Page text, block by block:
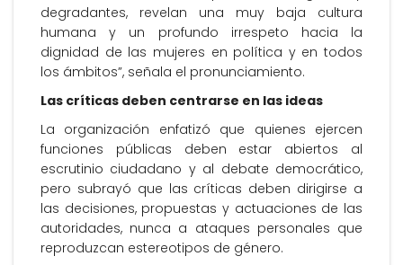
degradantes, revelan una muy baja cultura
humana y un profundo irrespeto hacia la
dignidad de las mujeres en política y en todos
los ámbitos”, señala el pronunciamiento.
Las críticas deben centrarse en las ideas
La organización enfatizó que quienes ejercen
funciones públicas deben estar abiertos al
escrutinio ciudadano y al debate democrático,
pero subrayó que las críticas deben dirigirse a
las decisiones, propuestas y actuaciones de las
autoridades, nunca a ataques personales que
reproduzcan estereotipos de género.